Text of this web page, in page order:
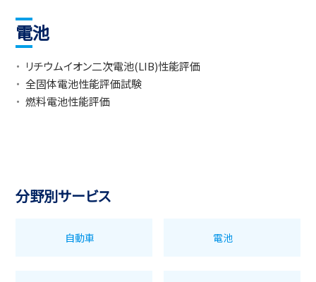
電池
リチウムイオン二次電池(LIB)性能評価
全固体電池性能評価試験
燃料電池性能評価
分野別サービス
自動車 電池